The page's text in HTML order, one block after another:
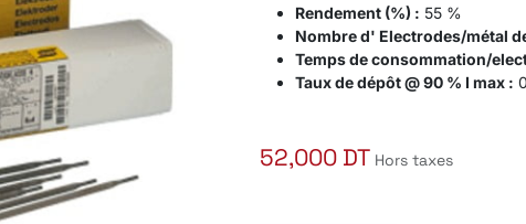
Rendement (%) : 55 %
Nombre d' Electrodes/métal
Temps de consommation/
Taux de dépôt @ 90 % I max :
52,000 DT Hors taxes